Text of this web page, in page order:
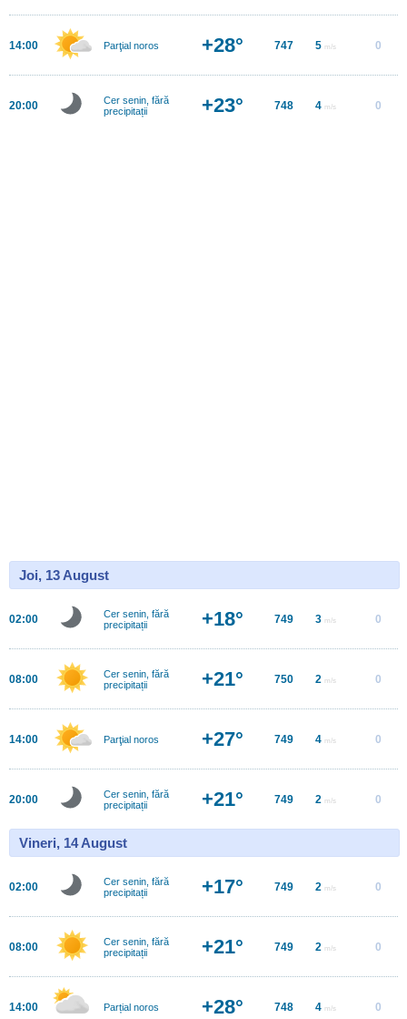
14:00 Parţial noros +28° 747 5 m/s 0
20:00
Cer senin, fără
precipitații
+23° 748 4 m/s 0
Joi, 13 August
02:00
Cer senin, fără
precipitații
+18° 749 3 m/s 0
08:00
Cer senin, fără
precipitații
+21° 750 2 m/s 0
14:00 Parţial noros +27° 749 4 m/s 0
20:00
Cer senin, fără
precipitații
+21° 749 2 m/s 0
Vineri, 14 August
02:00
Cer senin, fără
precipitații
+17° 749 2 m/s 0
08:00
Cer senin, fără
precipitații
+21° 749 2 m/s 0
14:00 Parțial noros +28° 748 4 m/s 0